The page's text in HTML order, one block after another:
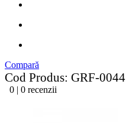
Compară
Cod Produs: GRF-0044
0 | 0 recenzii